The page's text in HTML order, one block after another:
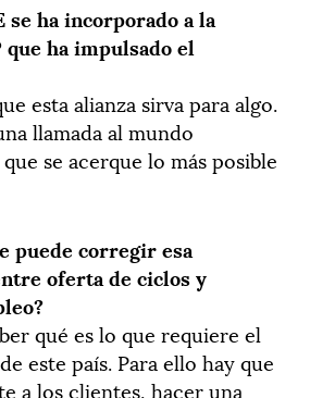
se ha incorporado a la
ha impulsado el
esta alianza sirva para algo.
llamada al mundo
se acerque lo más posible
puede corregir esa
oferta de ciclos y
qué es lo que requiere el
este país. Para ello hay que
a los clientes, hacer una